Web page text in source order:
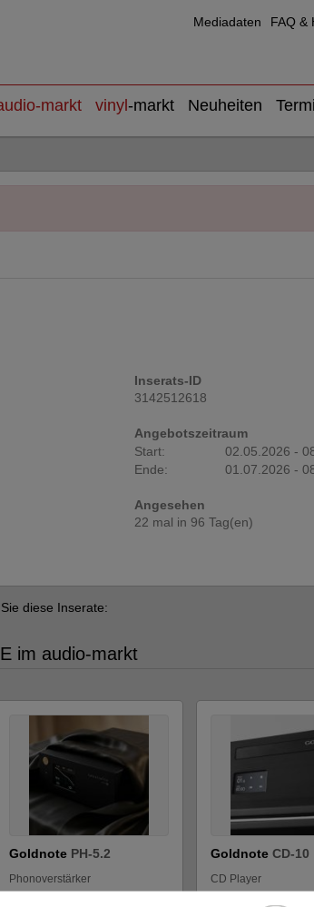
Mediadaten FAQ &
-markt vinyl -markt Neuheiten
Inserats-ID
3142512618
Angebotszeitraum
Start:
02.05.2026 -
Ende:
01.07.2026 -
Angesehen
22 mal in 96 Tag(en)
diese Inserate:
im audio-markt
Goldnote PH-5.2
Phonoverstärker
GoldnoteCD-10
CD Player